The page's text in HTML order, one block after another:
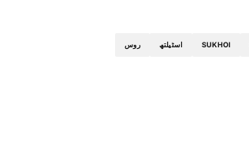
SUKHOI اسٹیلتھ روس